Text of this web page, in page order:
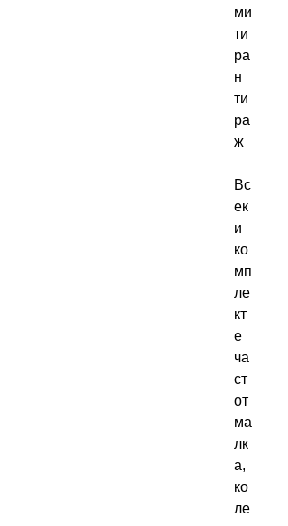
ми
ти
ра
н
ти
ра
ж
Вс
ек
и
ко
мп
ле
кт
е
ча
ст
от
ма
лк
а,
ко
ле